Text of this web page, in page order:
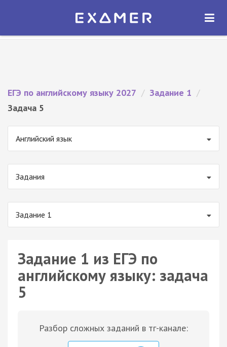
Экзамер — ЕГЭ 2027
ОТКРЫТЬ
ЕГЭ по английскому языку 2027 / Задание 1 /
Задача 5
Английский язык
Задания
Задание 1
Задание 1 из ЕГЭ по
английскому языку: задача
5
Разбор сложных заданий в тг-канале: